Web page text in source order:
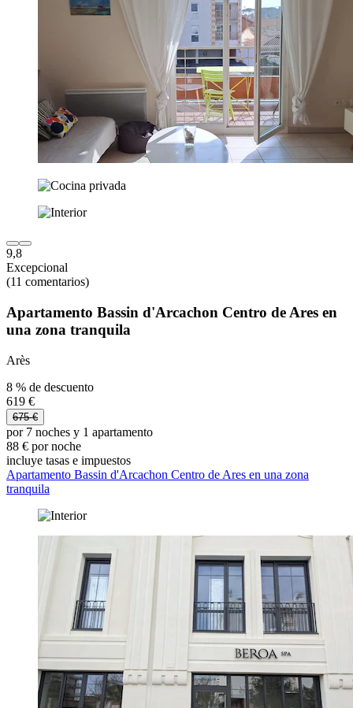
9,8
Excepcional
(11 comentarios)
Apartamento Bassin d'Arcachon Centro de Ares en
una zona tranquila
Arès
8 % de descuento
619 €
675 €
por 7 noches y 1 apartamento
88 € por noche
incluye tasas e impuestos
Apartamento Bassin d'Arcachon Centro de Ares en una zona
tranquila